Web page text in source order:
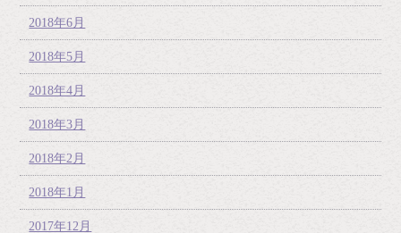
2018年6月
2018年5月
2018年4月
2018年3月
2018年2月
2018年1月
2017年12月